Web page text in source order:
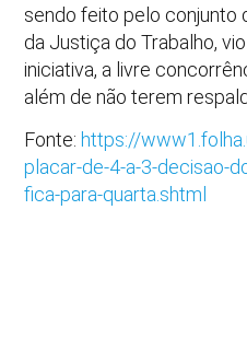
sendo feito pelo conjunto
da Justiça do Trabalho,
iniciativa, a livre
além de não terem
Fonte: https://
placar-de-4-a-3-decisao-
fica-para-quarta.shtml